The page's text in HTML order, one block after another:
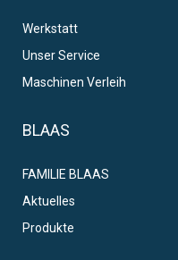
Werkstatt
Unser Service
Maschinen Verleih
BLAAS
FAMILIE BLAAS
Aktuelles
Produkte